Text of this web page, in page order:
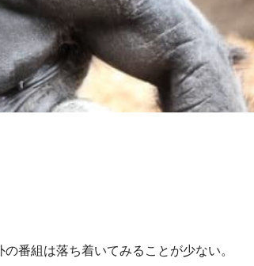
番組は落ち着いてみることが少ない。